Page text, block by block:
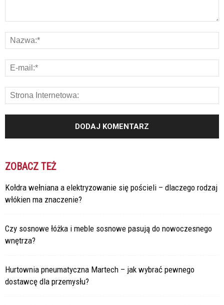
ZOBACZ TEŻ
Kołdra wełniana a elektryzowanie się pościeli – dlaczego rodzaj
włókien ma znaczenie?
Czy sosnowe łóżka i meble sosnowe pasują do nowoczesnego
wnętrza?
Hurtownia pneumatyczna Martech – jak wybrać pewnego
dostawcę dla przemysłu?